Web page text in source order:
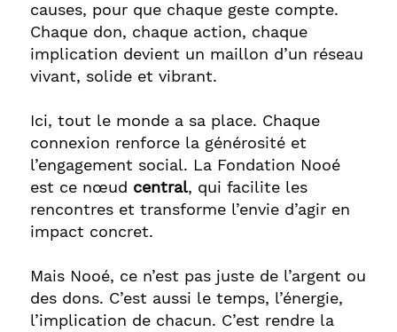
causes, pour que chaque geste compte.
Chaque don, chaque action, chaque
implication devient un maillon d’un réseau
vivant, solide et vibrant.
Ici, tout le monde a sa place. Chaque
connexion renforce la générosité et
l’engagement social. La Fondation Nooé
est ce nœud central, qui facilite les
rencontres et transforme l’envie d’agir en
impact concret.
Mais Nooé, ce n’est pas juste de l’argent ou
des dons. C’est aussi le temps, l’énergie,
l’implication de chacun. C’est rendre la